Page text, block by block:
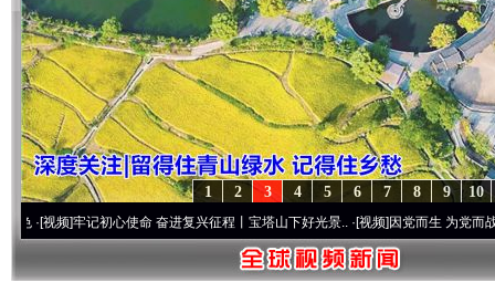
10
9
8
7
6
5
4
3
2
1
牢记初心使命 奋进复兴征程丨宝塔山下好光景..·[视频]因党而生 为党而战——百年“